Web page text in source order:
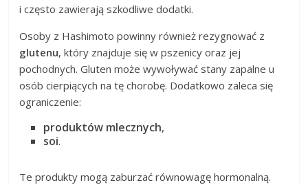
i często zawierają szkodliwe dodatki.
Osoby z Hashimoto powinny również rezygnować z
glutenu, który znajduje się w pszenicy oraz jej
pochodnych. Gluten może wywoływać stany zapalne u
osób cierpiących na tę chorobę. Dodatkowo zaleca się
ograniczenie:
produktów mlecznych,
soi.
Te produkty mogą zaburzać równowagę hormonalną.